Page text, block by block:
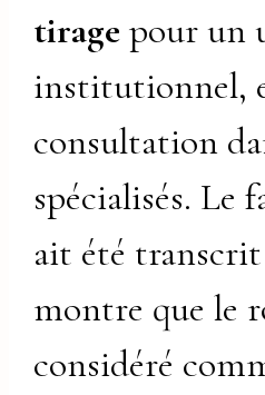
tiragepour un
institutionnel,
consultation
spécialisés. Le
ait été
montre que le
considéré